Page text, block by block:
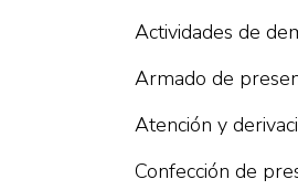
Actividades de
Armado de
Atención y
Confección de